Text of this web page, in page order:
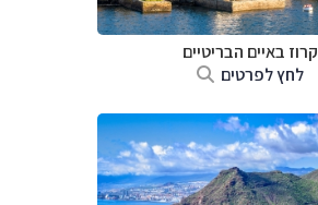
קרוז באיים הבריטיים
לחץ לפרטים